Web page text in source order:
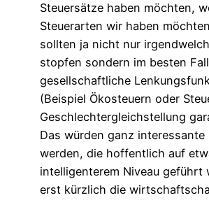
Steuersätze haben möchten,
Steuerarten wir haben
sollten ja nicht nur
stopfen sondern im besten
gesellschaftliche
(Beispiel Ökosteuern oder
Geschlechtergleichstellung
Das würden ganz interessante
werden, die hoffentlich auf
intelligenterem Niveau geführt
erst kürzlich die